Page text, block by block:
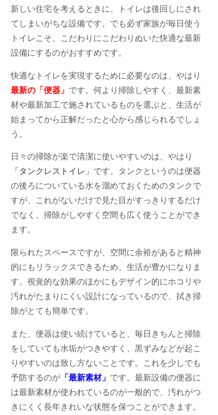
新しい住宅を考えるときに、トイレは後回しにされ
てしまいがちな設備です。でも必ず家族が毎日使う
トイレこそ、こだわりにこだわりぬいた快適な最新
設備にするのがおすすめです。
快適なトイレを実現するために必要なのは、やはり
最新の「便器」 です。何より掃除しやすく、最新素
材や最新加工で施されているものを選ぶと、生活が
始まってから正解だったと心から感じられるでしょ
う。
日々の掃除が楽で清潔に使いやすいのは、やはり
「タンクレストイレ」 です。タンクというのは便器
の後ろについている水を溜めておくためのタンクで
すが、これがないだけで見た目がすっきりするだけ
でなく、掃除がしやすく空間も広く使うことができ
ます。
限られたスペースですが、空間に余裕があると精神
的にもリラックスできるため、生活が豊かになりま
す。視覚的な効果のほかにもデザイン的にホコリや
汚れがたまりにくい設計になっているので、拭き掃
除がとても簡単です。
また、便器は使い続けていると、毎日きちんと掃除
をしていても水垢がつきやすく、黒ずみなどが起こ
りやすいのは致し方ないことです。これを少しでも
予防するのが「最新素材」 です。最新設備の便器に
は最新素材が使われているのが一般的で、汚れがつ
きにくく長年きれいな状態を保つことができます。